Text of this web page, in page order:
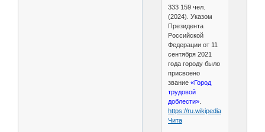
333 159 чел.
(2024). Указом
Президента
Российской
Федерации от 11
сентября 2021
года городу было
присвоено
звание«Город
трудовой
доблести».
https://ru.wikipedia.org/wiki/
Чита